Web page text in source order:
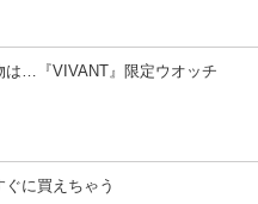
は…『VIVANT』限定ウオッチ
に買えちゃう